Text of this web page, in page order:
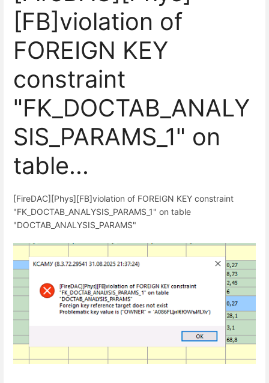
[FB]violation of
FOREIGN KEY
constraint
"FK_DOCTAB_ANALY
SIS_PARAMS_1" on
table...
[FireDAC][Phys][FB]violation of FOREIGN KEY constraint
"FK_DOCTAB_ANALYSIS_PARAMS_1" on table
"DOCTAB_ANALYSIS_PARAMS"